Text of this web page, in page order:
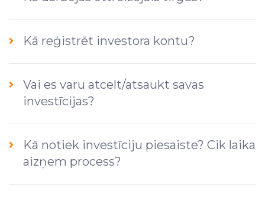
Kā reģistrēt investora kontu?
Vai es varu atcelt/atsaukt savas
investīcijas?
Kā notiek investīciju piesaiste? Cik laika
aizņem process?